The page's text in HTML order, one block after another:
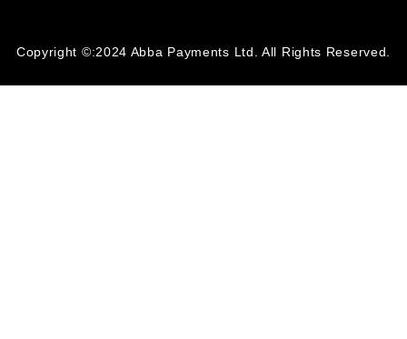
Copyright ©:2024 Abba Payments Ltd. All Rights Reserved.